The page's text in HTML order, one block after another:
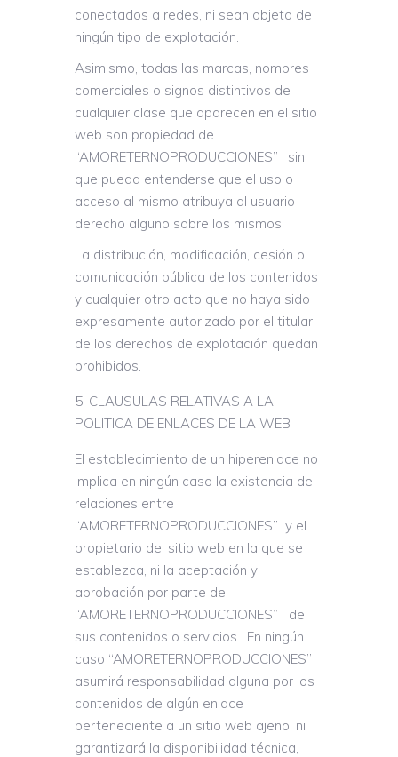
conectados a redes, ni sean objeto de
ningún tipo de explotación.
Asimismo, todas las marcas, nombres
comerciales o signos distintivos de
cualquier clase que aparecen en el sitio
web son propiedad de
“AMORETERNOPRODUCCIONES” , sin
que pueda entenderse que el uso o
acceso al mismo atribuya al usuario
derecho alguno sobre los mismos.
La distribución, modificación, cesión o
comunicación pública de los contenidos
y cualquier otro acto que no haya sido
expresamente autorizado por el titular
de los derechos de explotación quedan
prohibidos.
CLAUSULAS RELATIVAS A LA
POLITICA DE ENLACES DE LA WEB
El establecimiento de un hiperenlace no
implica en ningún caso la existencia de
relaciones entre
“AMORETERNOPRODUCCIONES” y el
propietario del sitio web en la que se
establezca, ni la aceptación y
aprobación por parte de
“AMORETERNOPRODUCCIONES” de
sus contenidos o servicios. En ningún
caso “AMORETERNOPRODUCCIONES”
asumirá responsabilidad alguna por los
contenidos de algún enlace
perteneciente a un sitio web ajeno, ni
garantizará la disponibilidad técnica,